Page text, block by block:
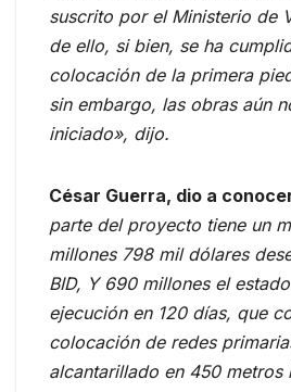
suscrito por el Ministerio de
de ello, si bien, se ha
colocación de la primera
sin embargo, las obras aún
iniciado», dijo.
César Guerra, dio a
parte del proyecto tiene un
millones 798 mil dólares
BID, Y 690 millones el
ejecución en 120 días, que
colocación de redes
alcantarillado en 450 metros